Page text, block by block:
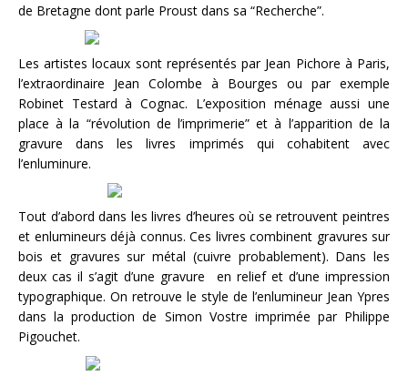
de Bretagne dont parle Proust dans sa “Recherche”.
Les artistes locaux sont représentés par Jean Pichore à Paris,
l’extraordinaire Jean Colombe à Bourges ou par exemple
Robinet Testard à Cognac. L’exposition ménage aussi une
place à la “révolution de l’imprimerie” et à l’apparition de la
gravure dans les livres imprimés qui cohabitent avec
l’enluminure.
Tout d’abord dans les livres d’heures où se retrouvent peintres
et enlumineurs déjà connus. Ces livres combinent gravures sur
bois et gravures sur métal (cuivre probablement). Dans les
deux cas il s’agit d’une gravure en relief et d’une impression
typographique. On retrouve le style de l’enlumineur Jean Ypres
dans la production de Simon Vostre imprimée par Philippe
Pigouchet.